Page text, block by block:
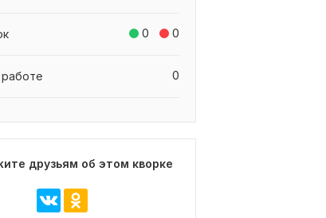
0 0
0
работе
друзьям об этом кворке